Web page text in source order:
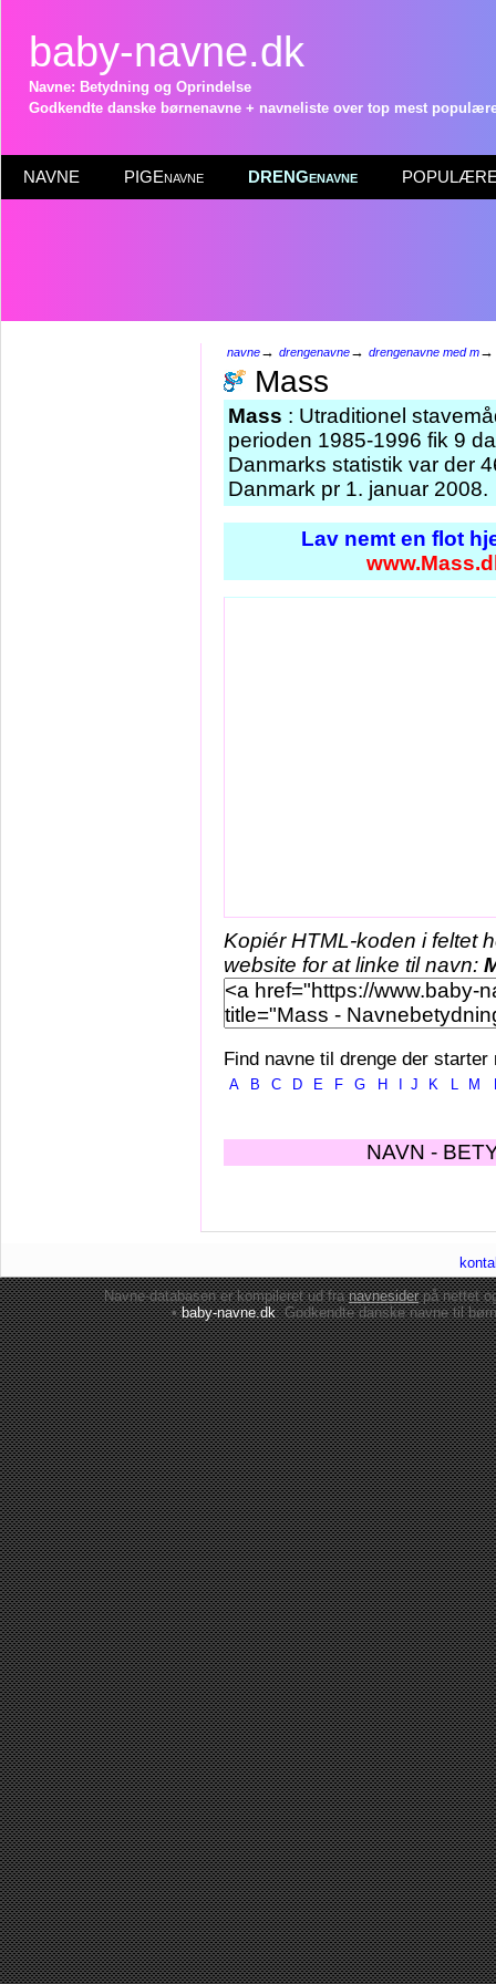
baby-navne.dk
Navne: Betydning og Oprindelse
Godkendte danske børnenavne + navneliste over top mest
NAVNE PIGEnavne DRENGenavne POPULÆRE
navne→ drengenavne→ drengenavne med m
Mass
Mass : Utraditionel
perioden 1985-1996 fik 9
Danmarks statistik var der
Danmark pr 1. januar 2008.
Lav nemt en flot
Kopiér HTML-koden i feltet
website for at linke til navn:
Find navne til drenge der starter
A B C D E F G H J K L M
NAVN -
Navne-databasen er kompileret ud franavnesiderpå nettet
•baby-navne.dk: Godkendte danskenavne til børn